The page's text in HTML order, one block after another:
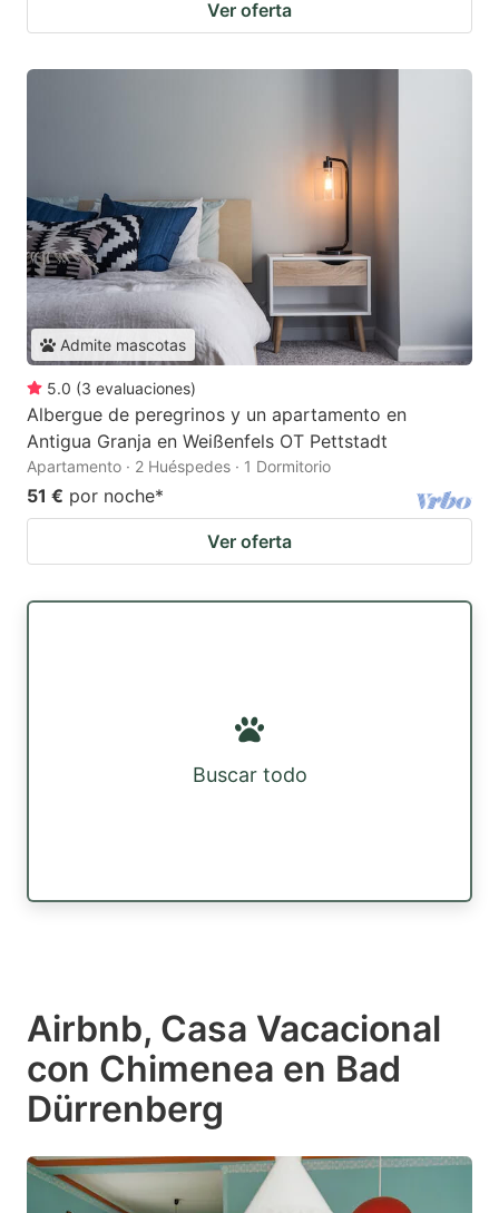
Ver oferta
Admite mascotas
5.0 (3 evaluaciones)
Albergue de peregrinos y un apartamento en
Antigua Granja en Weißenfels OT Pettstadt
Apartamento · 2 Huéspedes · 1 Dormitorio
51 € por noche*
Ver oferta
Buscar todo
Airbnb, Casa Vacacional
con Chimenea en Bad
Dürrenberg